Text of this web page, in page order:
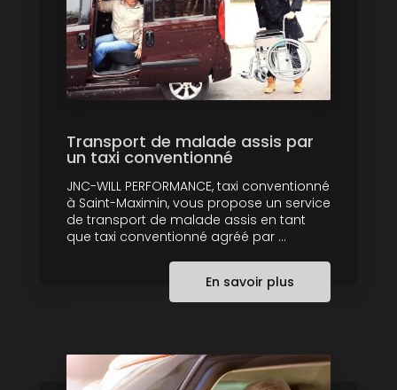
Transport de malade assis par
un taxi conventionné
JNC-WILL PERFORMANCE, taxi conventionné
à Saint-Maximin, vous propose un service
de transport de malade assis en tant
que taxi conventionné agréé par ...
En savoir plus